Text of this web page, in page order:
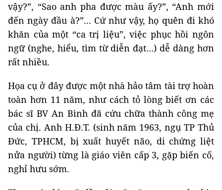
vậy?”, “Sao anh pha được màu ấy?”, “Anh mới
đến ngày đầu à?”... Cứ như vậy, họ quên đi khó
khăn của một “ca trị liệu”, việc phục hồi ngôn
ngữ (nghe, hiểu, tìm từ diễn đạt…) dễ dàng hơn
rất nhiều.
Họa cụ ở đây được một nhà hảo tâm tài trợ hoàn
toàn hơn 11 năm, như cách tỏ lòng biết ơn các
bác sĩ BV An Bình đã cứu chữa thành công mẹ
của chị. Anh H.Đ.T. (sinh năm 1963, ngụ TP Thủ
Đức, TPHCM, bị xuất huyết não, di chứng liệt
nửa người) từng là giáo viên cấp 3, gặp biến cố,
nghỉ hưu sớm.